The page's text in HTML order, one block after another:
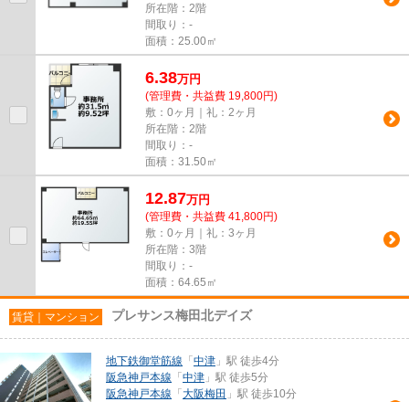
所在階：2階
間取り：-
面積：25.00㎡
6.38万円
(管理費・共益費 19,800円)
敷：0ヶ月｜礼：2ヶ月
所在階：2階
間取り：-
面積：31.50㎡
12.87万円
(管理費・共益費 41,800円)
敷：0ヶ月｜礼：3ヶ月
所在階：3階
間取り：-
面積：64.65㎡
賃貸｜マンション プレサンス梅田北デイズ
地下鉄御堂筋線 「 中津 」駅 徒歩4分
阪急神戸本線 「 中津 」駅 徒歩5分
阪急神戸本線 「 大阪梅田 」駅 徒歩10分